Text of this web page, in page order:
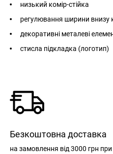
низький комір-стійка
регулювання ширини внизу
декоративні металеві
стисла підкладка (логотип)
Безкоштовна доставка
на замовлення від 3000 грн при